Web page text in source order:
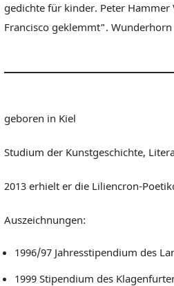
gedichte für kinder. Peter Hammer
Francisco geklemmt".
geboren in Kiel
Studium der Kunstgeschichte,
2013 erhielt er die Liliencron-
Auszeichnungen:
1996/97 Jahresstipendium des
1999 Stipendium des